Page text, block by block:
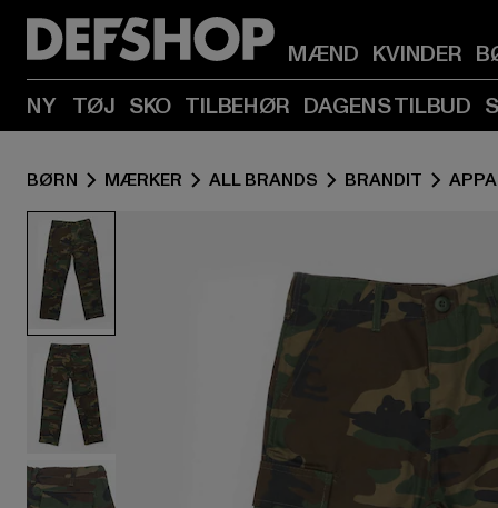
MÆND KVINDER
NY TØJ SKO TILBEHØR DAGENS TILBUD
BØRN MÆRKER ALL BRANDS BRANDIT